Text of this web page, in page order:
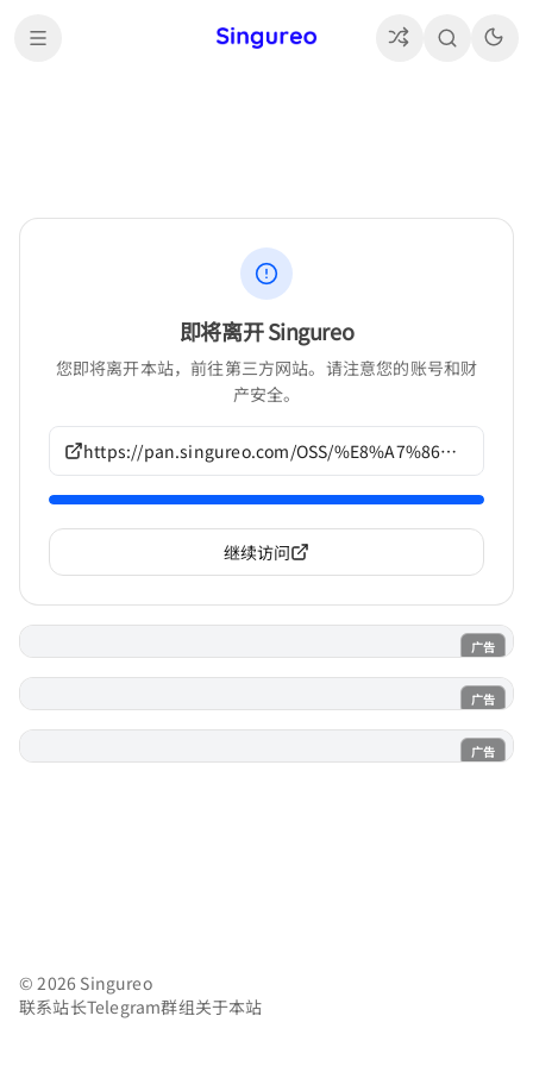
即将离开 Singureo
您即将离开本站，前往第三方网站。请注意您的账号和财
产安全。
https://pan.singureo.com/OSS/%E8%A7%86%E8%A7%89%E5%B0%8F%E8%AF%B4/bootUP%E4%BD%9C%E5%93%81/G1412
继续访问
广告
电子魅魔
广告
魔法喵
广告
© 2026 Singureo
联系站长Telegram群组关于本站